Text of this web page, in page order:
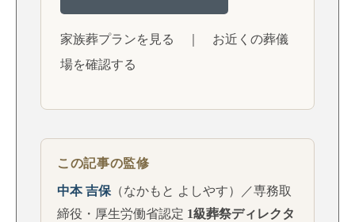
家族葬プランを見る
お近くの葬儀
場を確認する
この記事の監修
中本 吉保 （なかもと よしやす）／専務取
締役・厚生労働省認定 1級葬祭ディレクタ